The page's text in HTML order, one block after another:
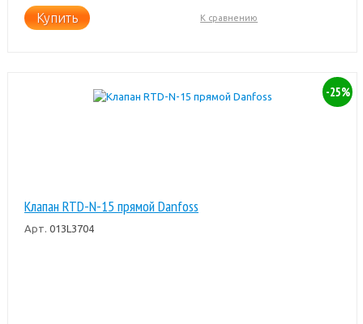
Купить К сравнению
-25%
Клапан RTD-N-15 прямой Danfoss
Арт. 013L3704